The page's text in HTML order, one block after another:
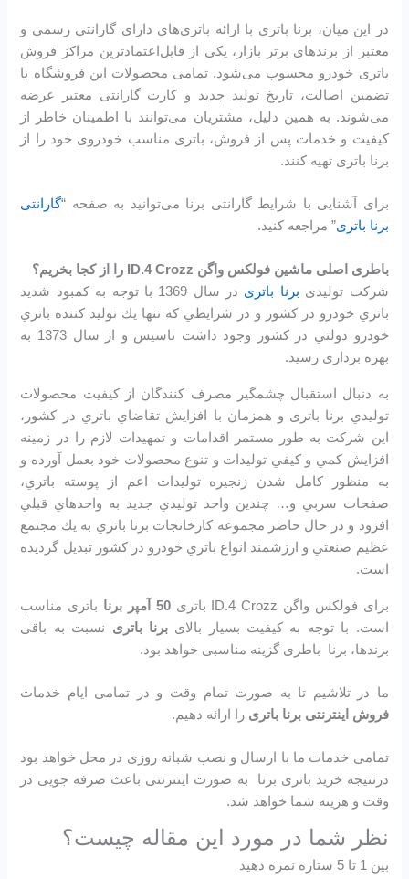
در این میان، برنا باتری با ارائه باتری‌های دارای گارانتی رسمی و
معتبر از برندهای برتر بازار، یکی از قابل‌اعتمادترین مراکز فروش
باتری خودرو محسوب می‌شود. تمامی محصولات این فروشگاه با
تضمین اصالت، تاریخ تولید جدید و کارت گارانتی معتبر عرضه
می‌شوند. به همین دلیل، مشتریان می‌توانند با اطمینان خاطر از
کیفیت و خدمات پس از فروش، باتری مناسب خودروی خود را از
برنا باتری تهیه کنند.
برای آشنایی با شرایط گارانتی برنا می‌توانید به صفحه “گارانتی
برنا باتری” مراجعه کنید.
باطری اصلی ماشین فولکس واگن ID.4 Crozz را از کجا بخریم؟
شرکت تولیدی برنا باتری
در سال 1369 با توجه به كمبود شديد
باتري خودرو در كشور و در شرايطي كه تنها يك توليد كننده باتري
خودرو دولتي در كشور وجود داشت تاسیس و از سال 1373 به
بهره برداری رسید.
به دنبال استقبال چشمگير مصرف كنندگان از كيفيت محصولات
توليدي برنا باتری و همزمان با افزايش تقاضاي باتري در كشور،
اين شرکت به طور مستمر اقدامات و تمهيدات لازم را در زمينه
افزايش كمي و كيفي توليدات و تنوع محصولات خود بعمل آورده و
به منظور كامل شدن زنجيره توليدات اعم از پوسته باتري،
صفحات سربي و… چندين واحد توليدي جديد به واحدهاي قبلي
افزود و در حال حاضر مجموعه كارخانجات برنا باتري به يك مجتمع
عظيم صنعتي و ارزشمند انواع باتري خودرو در کشور تبديل گرديده
است.
برای فولکس واگن ID.4 Crozz باتری 50 آمپر برنا
باتری مناسب
است. با توجه به کیفیت بسیار بالایبرنا باتری نسبت به باقی
برندها، برنا باطری گزینه مناسبی خواهد بود.
ما در تلاشیم تا به صورت تمام وقت و در تمامی ایام خدمات
فروش اینترنتی برنا باتری را ارائه دهیم.
تمامی خدمات ما با ارسال و نصب شبانه روزی در محل خواهد بود
درنتیجه خرید باتری برنا به صورت اینترنتی باعث صرفه جویی در
وقت و هزینه شما خواهد شد.
نظر شما در مورد این مقاله چیست؟
بین 1 تا 5 ستاره نمره دهید